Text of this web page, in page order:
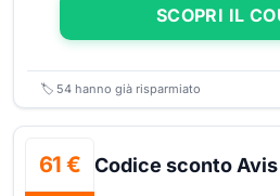
SCOPRI IL
🏷️ 54 hanno già risparmiato
61 € Codice sconto Avis